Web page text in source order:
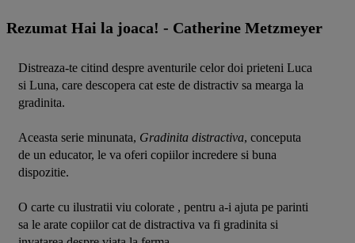
Rezumat Hai la joaca! - Catherine Metzmeyer
Distreaza-te citind despre aventurile celor doi prieteni Luca
si Luna, care descopera cat este de distractiv sa mearga la
gradinita.
Aceasta serie minunata, Gradinita distractiva, conceputa
de un educator, le va oferi copiilor incredere si buna
dispozitie.
O carte cu ilustratii viu colorate , pentru a-i ajuta pe parinti
sa le arate copiilor cat de distractiva va fi gradinita si